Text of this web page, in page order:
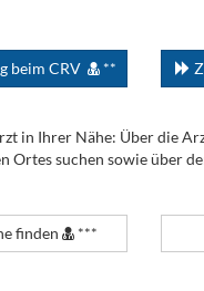
beim CRV **
in Ihrer Nähe: Über die
Ortes suchen sowie über
finden ***